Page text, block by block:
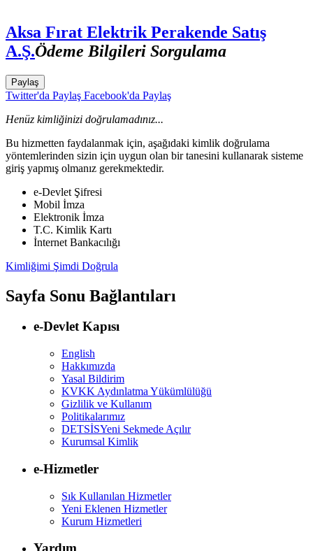
Aksa Fırat Elektrik Perakende Satış
A.Ş.Ödeme Bilgileri Sorgulama
Paylaş
Twitter'da Paylaş Facebook'da Paylaş
Henüz kimliğinizi doğrulamadınız...
Bu hizmetten faydalanmak için, aşağıdaki kimlik doğrulama
yöntemlerinden sizin için uygun olan bir tanesini kullanarak sisteme
giriş yapmış olmanız gerekmektedir.
e-Devlet Şifresi
Mobil İmza
Elektronik İmza
T.C. Kimlik Kartı
İnternet Bankacılığı
Kimliğimi Şimdi Doğrula
Sayfa Sonu Bağlantıları
e-Devlet Kapısı
English
Hakkımızda
Yasal Bildirim
KVKK Aydınlatma Yükümlülüğü
Gizlilik ve Kullanım
Politikalarımız
DETSİSYeni Sekmede Açılır
Kurumsal Kimlik
e-Hizmetler
Sık Kullanılan Hizmetler
Yeni Eklenen Hizmetler
Kurum Hizmetleri
Yardım